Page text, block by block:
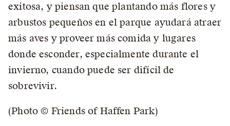
exitosa, y piensan que plantando más flores y
arbustos pequeños en el parque ayudará atraer
más aves y proveer más comida y lugares
donde esconder, especialmente durante el
invierno, cuando puede ser difícil de
sobrevivir.
(Photo © Friends of Haffen Park)